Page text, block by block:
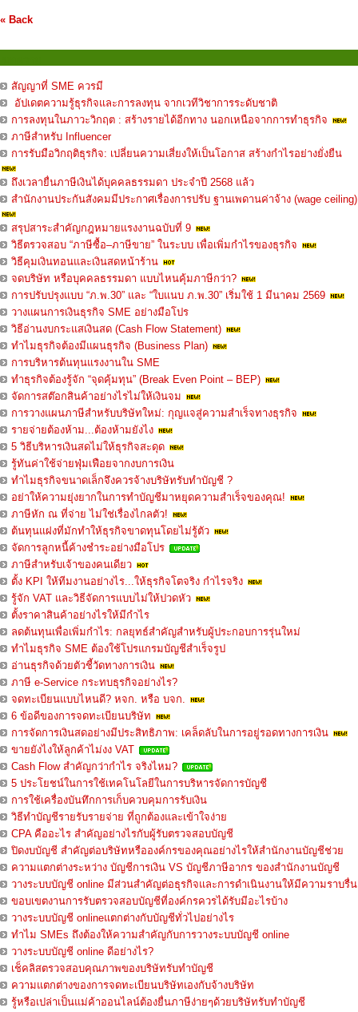
« Back
สัญญาที่ SME ควรมี
อัปเดตความรู้ธุรกิจและการลงทุน จากเวทีวิชาการระดับชาติ
การลงทุนในภาวะวิกฤต : สร้างรายได้อีกทาง นอกเหนือจากการทำธุรกิจ
ภาษีสำหรับ Influencer
การรับมือวิกฤติธุรกิจ: เปลี่ยนความเสี่ยงให้เป็นโอกาส สร้างกำไรอย่างยั่งยืน
ถึงเวลายื่นภาษีเงินได้บุคคลธรรมดา ประจำปี 2568 แล้ว
สำนักงานประกันสังคมมีประกาศเรื่องการปรับ ฐานเพดานค่าจ้าง (wage ceiling)
สรุปสาระสำคัญกฎหมายแรงงานฉบับที่ 9
วิธีตรวจสอบ “ภาษีซื้อ–ภาษีขาย” ในระบบ เพื่อเพิ่มกำไรของธุรกิจ
วิธีคุมเงินทอนและเงินสดหน้าร้าน
จดบริษัท หรือบุคคลธรรมดา แบบไหนคุ้มภาษีกว่า?
การปรับปรุงแบบ “ภ.พ.30” และ “ใบแนบ ภ.พ.30” เริ่มใช้ 1 มีนาคม 2569
วางแผนการเงินธุรกิจ SME อย่างมือโปร
วิธีอ่านงบกระแสเงินสด (Cash Flow Statement)
ทำไมธุรกิจต้องมีแผนธุรกิจ (Business Plan)
การบริหารต้นทุนแรงงานใน SME
ทำธุรกิจต้องรู้จัก “จุดคุ้มทุน” (Break Even Point – BEP)
จัดการสต๊อกสินค้าอย่างไรไม่ให้เงินจม
การวางแผนภาษีสำหรับบริษัทใหม่: กุญแจสู่ความสำเร็จทางธุรกิจ
รายจ่ายต้องห้าม...ต้องห้ามยังไง
5 วิธีบริหารเงินสดไม่ให้ธุรกิจสะดุด
รู้ทันค่าใช้จ่ายฟุ่มเฟือยจากงบการเงิน
ทำไมธุรกิจขนาดเล็กจึงควรจ้างบริษัทรับทำบัญชี ?
อย่าให้ความยุ่งยากในการทำบัญชีมาหยุดความสำเร็จของคุณ!
ภาษีหัก ณ ที่จ่าย ไม่ใช่เรื่องไกลตัว!
ต้นทุนแฝงที่มักทำให้ธุรกิจขาดทุนโดยไม่รู้ตัว
จัดการลูกหนี้ค้างชำระอย่างมือโปร
ภาษีสำหรับเจ้าของคนเดียว
ตั้ง KPI ให้ทีมงานอย่างไร...ให้ธุรกิจโตจริง กำไรจริง
รู้จัก VAT และวิธีจัดการแบบไม่ให้ปวดหัว
ตั้งราคาสินค้าอย่างไรให้มีกำไร
ลดต้นทุนเพื่อเพิ่มกำไร: กลยุทธ์สำคัญสำหรับผู้ประกอบการรุ่นใหม่
ทำไมธุรกิจ SME ต้องใช้โปรแกรมบัญชีสำเร็จรูป
อ่านธุรกิจด้วยตัวชี้วัดทางการเงิน
ภาษี e-Service กระทบธุรกิจอย่างไร?
จดทะเบียนแบบไหนดี? หจก. หรือ บจก.
6 ข้อดีของการจดทะเบียนบริษัท
การจัดการเงินสดอย่างมีประสิทธิภาพ: เคล็ดลับในการอยู่รอดทางการเงิน
ขายยังไงให้ลูกค้าไม่งง VAT
Cash Flow สำคัญกว่ากำไร จริงไหม?
5 ประโยชน์ในการใช้เทคโนโลยีในการบริหารจัดการบัญชี
การใช้เครื่องบันทึกการเก็บควบคุมการรับเงิน
วิธีทำบัญชีรายรับรายจ่าย ที่ถูกต้องและเข้าใจง่าย
CPA คืออะไร สำคัญอย่างไรกับผู้รับตรวจสอบบัญชี
ปิดงบบัญชี สำคัญต่อบริษัทหรือองค์กรของคุณอย่างไรให้สำนักงานบัญชีช่วย
ความแตกต่างระหว่าง บัญชีการเงิน VS บัญชีภาษีอากร ของสำนักงานบัญชี
วางระบบบัญชี online มีส่วนสำคัญต่อธุรกิจและการดำเนินงานให้มีความราบรื่น
ขอบเขตงานการรับตรวจสอบบัญชีที่องค์กรควรได้รับมีอะไรบ้าง
วางระบบบัญชี onlineแตกต่างกับบัญชีทั่วไปอย่างไร
ทำไม SMEs ถึงต้องให้ความสำคัญกับการวางระบบบัญชี online
วางระบบบัญชี online ดีอย่างไร?
เช็คลิสตรวจสอบคุณภาพของบริษัทรับทำบัญชี
ความแตกต่างของการจดทะเบียนบริษัทเองกับจ้างบริษัท
รู้หรือเปล่าเป็นแม่ค้าออนไลน์ต้องยื่นภาษีง่ายๆด้วยบริษัทรับทำบัญชี